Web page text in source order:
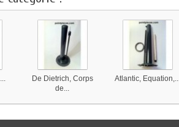
De Dietrich, Corps
de...
Atlantic,